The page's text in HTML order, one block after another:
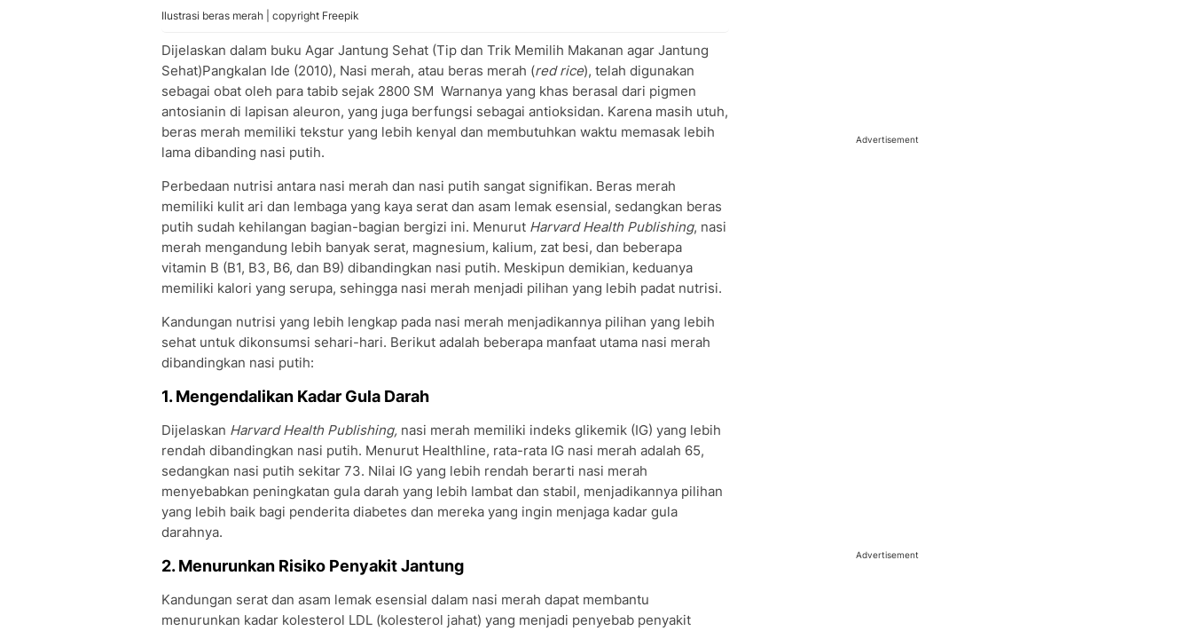
Ilustrasi beras merah | copyright Freepik
Dijelaskan dalam buku Agar Jantung Sehat (Tip dan Trik Memilih Makanan agar Jantung
Sehat)Pangkalan Ide (2010), Nasi merah, atau beras merah (red rice), telah digunakan
sebagai obat oleh para tabib sejak 2800 SM Warnanya yang khas berasal dari pigmen
antosianin di lapisan aleuron, yang juga berfungsi sebagai antioksidan. Karena masih utuh,
beras merah memiliki tekstur yang lebih kenyal dan membutuhkan waktu memasak lebih
lama dibanding nasi putih.
Perbedaan nutrisi antara nasi merah dan nasi putih sangat signifikan. Beras merah
memiliki kulit ari dan lembaga yang kaya serat dan asam lemak esensial, sedangkan beras
putih sudah kehilangan bagian-bagian bergizi ini. Menurut Harvard Health Publishing, nasi
merah mengandung lebih banyak serat, magnesium, kalium, zat besi, dan beberapa
vitamin B (B1, B3, B6, dan B9) dibandingkan nasi putih. Meskipun demikian, keduanya
memiliki kalori yang serupa, sehingga nasi merah menjadi pilihan yang lebih padat nutrisi.
Kandungan nutrisi yang lebih lengkap pada nasi merah menjadikannya pilihan yang lebih
sehat untuk dikonsumsi sehari-hari. Berikut adalah beberapa manfaat utama nasi merah
dibandingkan nasi putih:
1. Mengendalikan Kadar Gula Darah
Dijelaskan Harvard Health Publishing, nasi merah memiliki indeks glikemik (IG) yang lebih
rendah dibandingkan nasi putih. Menurut Healthline, rata-rata IG nasi merah adalah 65,
sedangkan nasi putih sekitar 73. Nilai IG yang lebih rendah berarti nasi merah
menyebabkan peningkatan gula darah yang lebih lambat dan stabil, menjadikannya pilihan
yang lebih baik bagi penderita diabetes dan mereka yang ingin menjaga kadar gula
darahnya.
2. Menurunkan Risiko Penyakit Jantung
Kandungan serat dan asam lemak esensial dalam nasi merah dapat membantu
menurunkan kadar kolesterol LDL (kolesterol jahat) yang menjadi penyebab penyakit
Advertisement
Advertisement